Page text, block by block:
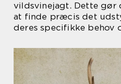
vildsvinejagt. Dette
at finde præcis det
deres specifikke behov